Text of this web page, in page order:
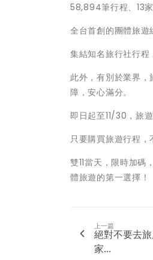
58,894筆行程、13
全台首創的團體旅
集結知名旅行社行程
此外，有別於業界
障，安心滿分。
即日起至11/30，旅
只要購買旅遊行程，
雙11當天，限時加碼
體旅遊的第一選擇！
上一篇
絕對不要去
家...